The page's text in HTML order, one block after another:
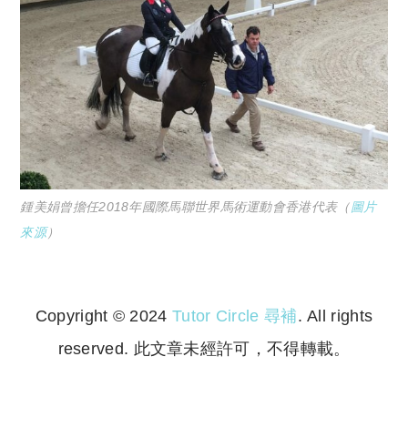
鍾美娟曾擔任2018年國際馬聯世界馬術運動會香港代表（圖片
來源）
Copyright © 2024 Tutor Circle 尋補. All rights
reserved. 此文章未經許可，不得轉載。